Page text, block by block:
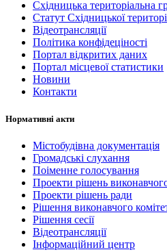
Східницька територіальна
Статут Східницької
Відеотрансляції
Політика конфідеціності
Портал відкритих даних
Портал місцевої статистики
Новини
Контакти
Нормативні акти
Містобудівна документація
Громадські слухання
Поіменне голосування
Проекти рішень
Проекти рішень ради
Рішення виконавчого
Рішення сесії
Відеотрансляції
Інформаційний центр